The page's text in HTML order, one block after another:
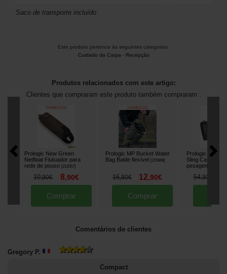
Saco de transporte incluído
Este produto pertence às seguintes categorias:
Cuidado da Carpa - Recepção
Produtos relacionados com este artigo:
Clientes que compraram este produto também compraram :
Prologic New Green
Netfloat Flutuador para
rede de pouso [212057]
10,90€ 8,90€
Comprar
Prologic MP Bucket Water
Bag Balde flexível [215668]
16,90€ 12,90€
Comprar
Prologic
Sling Camou
pesagem
54,90
Comentários de clientes
Gregory P.
Compact